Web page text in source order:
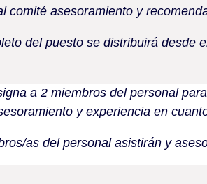
comité asesoramiento y
del puesto se distribuirá desde
a 2 miembros del personal
y experiencia en
as del personal asistirán y